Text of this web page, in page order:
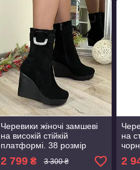
Черевики жіночі замшеві
на високій стійкій
платформі. 38 розмір
2 799₴ 3 300 ₴
на
2